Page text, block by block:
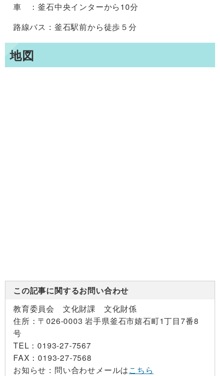
車 ：釜石中央インターから10分
路線バス：釜石駅前から徒歩５分
地図
この記事に関するお問い合わせ
教育委員会 文化財課 文化財係
住所： 〒026-0003 岩手県釜石市嬉石町1丁目7番8
号
TEL：0193-27-7567
FAX：0193-27-7568
お知らせ： 問い合わせメールはこちら